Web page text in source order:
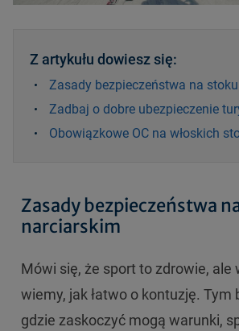
Z artykułu dowiesz się:
Zasady bezpieczeństwa na
Zadbaj o dobre ubezpieczenie
Obowiązkowe OC na włoskich
Zasady bezpieczeństwa
narciarskim
Mówi się, że sport to zdrowie, ale
wiemy, jak łatwo o kontuzję. Tym
gdzie zaskoczyć mogą warunki,